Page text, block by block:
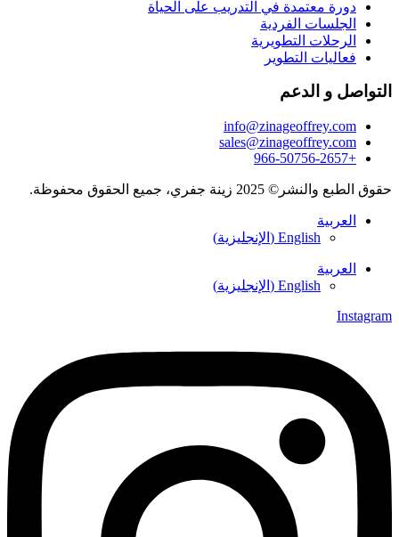
دورة معتمدة في التدريب على الحياة
الجلسات الفردية
الرحلات التطويرية
فعاليات التطوير
التواصل و الدعم
info@zinageoffrey.com
sales@zinageoffrey.com
+966-50756-2657
حقوق الطبع والنشر© 2025 زينة جفري، جميع الحقوق محفوظة.
العربية
English
( الإنجليزية)
العربية
English
( الإنجليزية)
Instagram